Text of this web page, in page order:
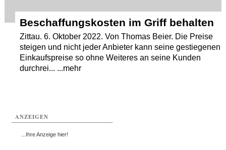
Beschaffungskosten im Griff behalten
Zittau. 6. Oktober 2022. Von Thomas Beier. Die Preise
steigen und nicht jeder Anbieter kann seine gestiegenen
Einkaufspreise so ohne Weiteres an seine Kunden
durchrei... ...mehr
ANZEIGEN
...Ihre Anzeige hier!